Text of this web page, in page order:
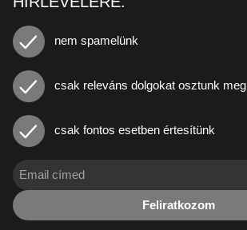
nem spamelünk
csak releváns dolgokat osztunk meg
csak fontos esetben értesítünk
Feliratkozom